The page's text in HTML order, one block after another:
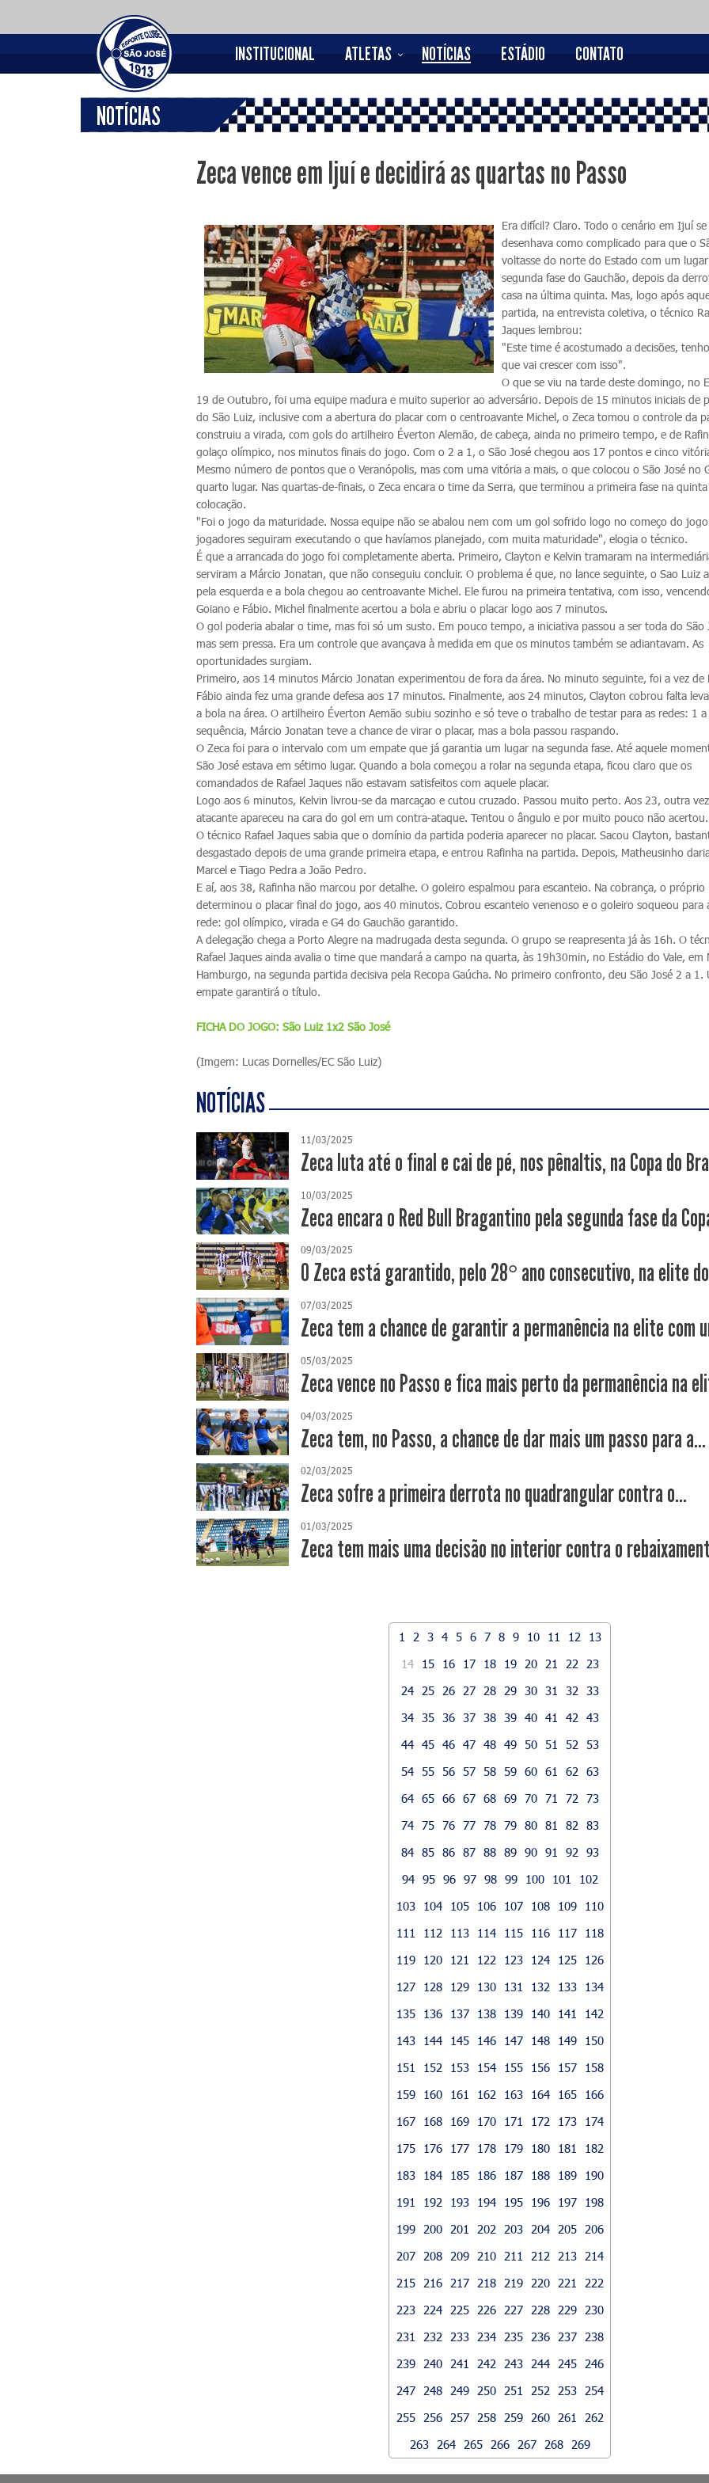
INSTITUCIONAL ATLETAS NOTÍCIAS ESTÁDIO CONTATO
NOTÍCIAS
Zeca vence em Ijuí e decidirá as quartas no Passo
Era difícil? Claro. Todo o cenário em Ijuí se
desenhava como complicado para que o
voltasse do norte do Estado com um
segunda fase do Gauchão, depois da
casa na última quinta. Mas, logo após
partida, na entrevista coletiva, o técnico
Jaques lembrou:
"Este time é acostumado a decisões,
que vai crescer com isso".
O que se viu na tarde deste domingo, no
19 de Outubro, foi uma equipe madura e muito superior ao adversário. Depois de 15 minutos iniciais de
do São Luiz, inclusive com a abertura do placar com o centroavante Michel, o Zeca tomou o controle da
construiu a virada, com gols do artilheiro Éverton Alemão, de cabeça, ainda no primeiro tempo, e de
golaço olímpico, nos minutos finais do jogo. Com o 2 a 1, o São José chegou aos 17 pontos e cinco
Mesmo número de pontos que o Veranópolis, mas com uma vitória a mais, o que colocou o São José no
quarto lugar. Nas quartas-de-finais, o Zeca encara o time da Serra, que terminou a primeira fase na quinta
colocação.
"Foi o jogo da maturidade. Nossa equipe não se abalou nem com um gol sofrido logo no começo do
jogadores seguiram executando o que havíamos planejado, com muita maturidade", elogia o técnico.
É que a arrancada do jogo foi completamente aberta. Primeiro, Clayton e Kelvin tramaram na
serviram a Márcio Jonatan, que não conseguiu concluir. O problema é que, no lance seguinte, o Sao Luiz
pela esquerda e a bola chegou ao centroavante Michel. Ele furou na primeira tentativa, com isso,
Goiano e Fábio. Michel finalmente acertou a bola e abriu o placar logo aos 7 minutos.
O gol poderia abalar o time, mas foi só um susto. Em pouco tempo, a iniciativa passou a ser toda do São
mas sem pressa. Era um controle que avançava à medida em que os minutos também se adiantavam. As
oportunidades surgiam.
Primeiro, aos 14 minutos Márcio Jonatan experimentou de fora da área. No minuto seguinte, foi a vez de
Fábio ainda fez uma grande defesa aos 17 minutos. Finalmente, aos 24 minutos, Clayton cobrou falta
a bola na área. O artilheiro Éverton Aemão subiu sozinho e só teve o trabalho de testar para as redes: 1 a
sequência, Márcio Jonatan teve a chance de virar o placar, mas a bola passou raspando.
O Zeca foi para o intervalo com um empate que já garantia um lugar na segunda fase. Até aquele
São José estava em sétimo lugar. Quando a bola começou a rolar na segunda etapa, ficou claro que os
comandados de Rafael Jaques não estavam satisfeitos com aquele placar.
Logo aos 6 minutos, Kelvin livrou-se da marcaçao e cutou cruzado. Passou muito perto. Aos 23, outra
atacante apareceu na cara do gol em um contra-ataque. Tentou o ângulo e por muito pouco não
O técnico Rafael Jaques sabia que o domínio da partida poderia aparecer no placar. Sacou Clayton,
desgastado depois de uma grande primeira etapa, e entrou Rafinha na partida. Depois, Matheusinho
Marcel e Tiago Pedra a João Pedro.
E aí, aos 38, Rafinha não marcou por detalhe. O goleiro espalmou para escanteio. Na cobrança, o próprio
determinou o placar final do jogo, aos 40 minutos. Cobrou escanteio venenoso e o goleiro soqueou para
rede: gol olímpico, virada e G4 do Gauchão garantido.
A delegação chega a Porto Alegre na madrugada desta segunda. O grupo se reapresenta já às 16h. O
Rafael Jaques ainda avalia o time que mandará a campo na quarta, às 19h30min, no Estádio do Vale, em
Hamburgo, na segunda partida decisiva pela Recopa Gaúcha. No primeiro confronto, deu São José 2 a 1.
empate garantirá o título.
FICHA DO JOGO: São Luiz 1x2 São José
(Imgem: Lucas Dornelles/EC São Luiz)
NOTÍCIAS
11/03/2025
Zeca luta até o final e cai de pé, nos pênaltis, na Copa do
10/03/2025
Zeca encara o Red Bull Bragantino pela segunda fase da
09/03/2025
O Zeca está garantido, pelo 28° ano consecutivo, na elite
07/03/2025
Zeca tem a chance de garantir a permanência na elite com
05/03/2025
Zeca vence no Passo e fica mais perto da permanência na
04/03/2025
Zeca tem, no Passo, a chance de dar mais um passo para a...
02/03/2025
Zeca sofre a primeira derrota no quadrangular contra o...
01/03/2025
Zeca tem mais uma decisão no interior contra o
1 2 3 4 5 6 7 8 9 10 11 12
13
14
15 16 17 18 19 20 21 22
23
24
25 26 27 28 29 30 31 32
33
34 35 36 37 38 39 40 41 42
43
44 45 46 47 48 49 50 51 52
53
54 55 56 57 58 59 60 61 62
63
64 65 66 67 68 69 70 71 72
73
74 75 76 77 78 79 80 81 82
83
84 85 86 87 88 89 90 91 92
93
94 95 96 97 98 99 100 101
102
103
104 105 106 107 108 109
110
111
112 113 114 115 116 117
118
119
120 121 122 123 124 125
126
127
128 129 130 131 132 133
134
135
136 137 138 139 140 141
142
143
144 145 146 147 148 149
150
151
152 153 154 155 156 157
158
159
160 161 162 163 164 165
166
167
168 169 170 171 172 173
174
175
176 177 178 179 180 181
182
183
184 185 186 187 188 189
190
191
192 193 194 195 196 197
198
199
200 201 202 203 204 205
206
207
208 209 210 211 212 213
214
215
216 217 218 219 220 221
222
223
224 225 226 227 228 229
230
231
232 233 234 235 236 237
238
239
240 241 242 243 244 245
246
247
248 249 250 251 252 253
254
255
256 257 258 259 260 261
262
263
264 265 266 267 268 269